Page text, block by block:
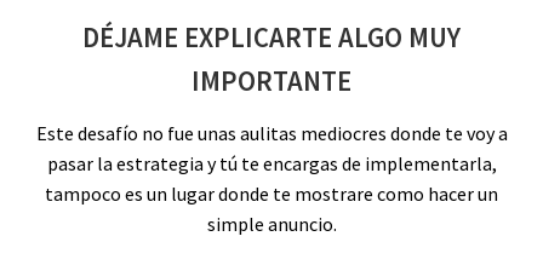
DÉJAME EXPLICARTE ALGO MUY
IMPORTANTE
Este desafío no fue unas aulitas mediocres donde te voy a
pasar la estrategia y tú te encargas de implementarla,
tampoco es un lugar donde te mostrare como hacer un
simple anuncio.